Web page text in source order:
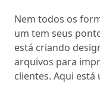
Nem todos os
um tem seus
está criando
arquivos para
clientes. Aqui